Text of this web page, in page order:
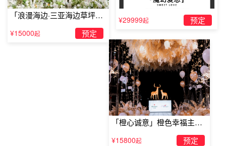
「浪漫海边·三亚海边草坪浪
漫求婚」
¥15000起 预定
¥29999起 预定
「橙心诚意」橙色幸福主题
¥15800起 预定